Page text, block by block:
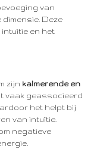
van
Deze
en het
zijn kalmerende en
vaak geassocieerd
het helpt bij
van intuïtie.
negatieve